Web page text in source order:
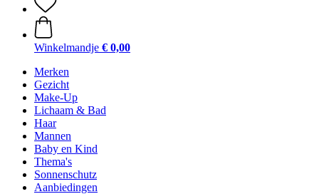
Winkelmandje € 0,00
Merken
Gezicht
Make-Up
Lichaam & Bad
Haar
Mannen
Baby en Kind
Thema's
Sonnenschutz
Aanbiedingen